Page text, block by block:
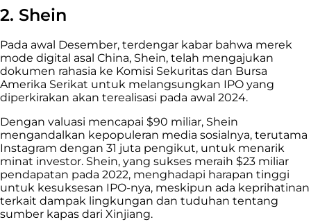
2. Shein
Pada awal Desember, terdengar kabar bahwa merek
mode digital asal China, Shein, telah mengajukan
dokumen rahasia ke Komisi Sekuritas dan Bursa
Amerika Serikat untuk melangsungkan IPO yang
diperkirakan akan terealisasi pada awal 2024.
Dengan valuasi mencapai $90 miliar, Shein
mengandalkan kepopuleran media sosialnya, terutama
Instagram dengan 31 juta pengikut, untuk menarik
minat investor. Shein, yang sukses meraih $23 miliar
pendapatan pada 2022, menghadapi harapan tinggi
untuk kesuksesan IPO-nya, meskipun ada keprihatinan
terkait dampak lingkungan dan tuduhan tentang
sumber kapas dari Xinjiang.